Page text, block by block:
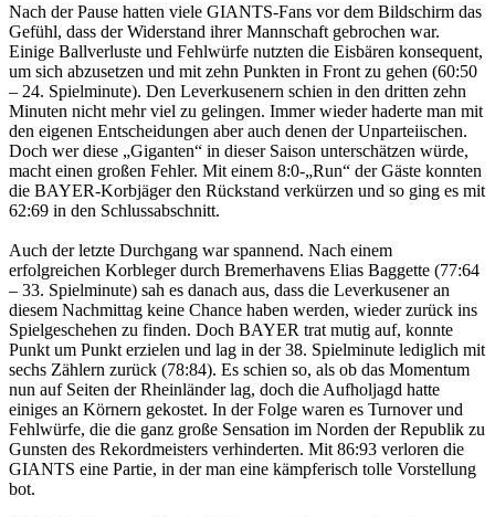
Nach der Pause hatten viele GIANTS-Fans vor dem Bildschirm das
Gefühl, dass der Widerstand ihrer Mannschaft gebrochen war.
Einige Ballverluste und Fehlwürfe nutzten die Eisbären konsequent,
um sich abzusetzen und mit zehn Punkten in Front zu gehen (60:50
– 24. Spielminute). Den Leverkusenern schien in den dritten zehn
Minuten nicht mehr viel zu gelingen. Immer wieder haderte man mit
den eigenen Entscheidungen aber auch denen der Unparteiischen.
Doch wer diese „Giganten“ in dieser Saison unterschätzen würde,
macht einen großen Fehler. Mit einem 8:0-„Run“ der Gäste konnten
die BAYER-Korbjäger den Rückstand verkürzen und so ging es mit
62:69 in den Schlussabschnitt.
Auch der letzte Durchgang war spannend. Nach einem
erfolgreichen Korbleger durch Bremerhavens Elias Baggette (77:64
– 33. Spielminute) sah es danach aus, dass die Leverkusener an
diesem Nachmittag keine Chance haben werden, wieder zurück ins
Spielgeschehen zu finden. Doch BAYER trat mutig auf, konnte
Punkt um Punkt erzielen und lag in der 38. Spielminute lediglich mit
sechs Zählern zurück (78:84). Es schien so, als ob das Momentum
nun auf Seiten der Rheinländer lag, doch die Aufholjagd hatte
einiges an Körnern gekostet. In der Folge waren es Turnover und
Fehlwürfe, die die ganz große Sensation im Norden der Republik zu
Gunsten des Rekordmeisters verhinderten. Mit 86:93 verloren die
GIANTS eine Partie, in der man eine kämpferisch tolle Vorstellung
bot.